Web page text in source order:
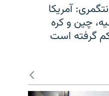
آمریکا
چین و کره
گرفته است